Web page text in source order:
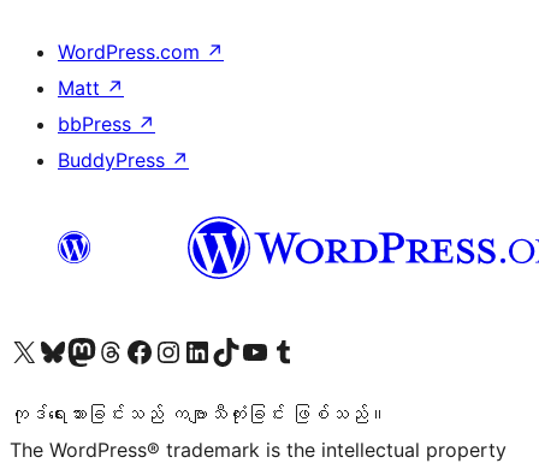
WordPress.com ↗
Matt ↗
bbPress ↗
BuddyPress ↗
ကျွန်ုပ်တို့၏ X (ယခင် Twitter) အကောင့်သို့ သွားရောက်ကြည့်ရှုပါကျွန်ုပ်တို့၏ Bluesky အကောင့်သို့ ဝင်ရောက်ကြည့်ရှုရန်
ကျွန်ုပ်တို့၏ Mastodon အကောင့်သို့ သွားရောက်ကြည့်ရှုပါကျွန်ုပ်တို့၏ Threads အကောင့်သို့ ဝင်ရောက်ကြည့်ရှုရန်
ကျွန်ုပ်တို့၏ Facebook စာမျက်နှာသို့ သွားရောက်ကြည့်ရှုပါကျွန်ုပ်တို့၏ Instagram အကောင့်သို့ သွားရောက်ကြည့်ရှုပါ ကျွန်ုပ်တို့၏ LinkedIn အကောင့်သို့ သွားရောက်ကြည့်ရှုပါကျွန်ုပ်တို့၏ TikTok အကောင့်သို့ ဝင်ရောက်ကြည့်ရှုရန်
ကျွန်ုပ်တို့၏ YouTube ချန်နယ်သို့ သွားရောက်ကြည့်ရှုပါ ကျွန်ုပ်တို့၏ Tumblr အကောင့်သို့ ဝင်ရောက်ကြည့်ရှုရန်
ကုဒ်ရေးသားခြင်းသည် ကဗျာသီကုံးခြင်း ဖြစ်သည်။
The WordPress® trademark is the intellectual property